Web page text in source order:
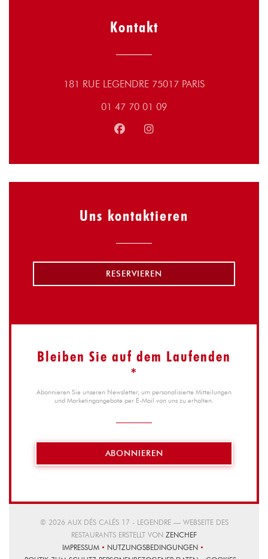
Kontakt
181 RUE LEGENDRE 75017 PARIS((öffnet ein
01 47 70 01 09
Facebook ((öffnet ein neues
Instagram ((öffnet ein
Uns kontaktieren
RESERVIEREN
Bleiben Sie auf dem Laufenden
*
Abonnieren Sie unseren Newsletter, um personalisierte Mitteilungen
und Marketingangebote per E-Mail von uns zu erhalten.
ABONNIEREN
© 2026 AUX DÉS CALÉS 17 - LEGENDRE — WEBSEITE DES
RESTAURANTS ERSTELLT VON ZENCHEF((ÖFFNET EIN NEUES
IMPRESSUM
((ÖFFNET EIN NEUES FENSTER))
NUTZUNGSBEDINGUNGEN
((ÖFFNET EIN NEUES FENSTER))